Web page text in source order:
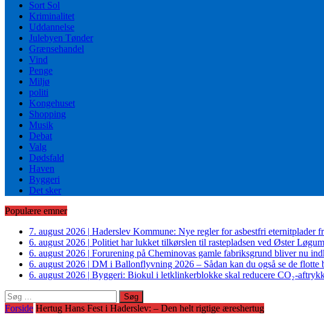
Sort Sol
Kriminalitet
Uddannelse
Julebyen Tønder
Grænsehandel
Vind
Penge
Miljø
politi
Kongehuset
Shopping
Musik
Debat
Valg
Dødsfald
Haven
Byggeri
Det sker
Populære emner
7. august 2026 | Haderslev Kommune: Nye regler for asbestfri eternitplader
6. august 2026 | Politiet har lukket tilkørslen til rastepladsen ved Øster
6. august 2026 | Forurening på Cheminovas gamle fabriksgrund bliver nu
6. august 2026 | DM i Ballonflyvning 2026 – Sådan kan du også se de flotte
6. august 2026 | Byggeri: Biokul i letklinkerblokke skal reducere CO₂-
Søg
efter:
Forside Hertug Hans Fest i Haderslev: – Den helt rigtige æreshertug